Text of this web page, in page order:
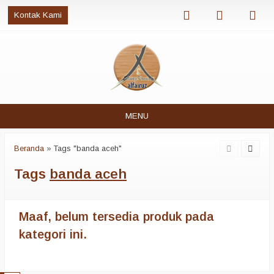
Kontak Kami
MENU
Beranda »Tags "banda aceh"
Tags banda aceh
Maaf, belum tersedia produk pada
kategori ini.